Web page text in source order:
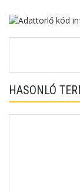
HASONLÓ